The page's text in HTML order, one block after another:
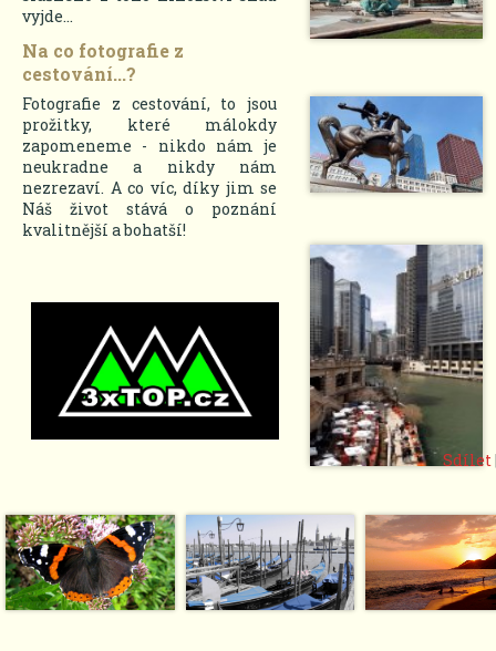
vyjde...
Na co fotografie z
cestování...?
Fotografie z cestování, to jsou
prožitky, které málokdy
zapomeneme - nikdo nám je
neukradne a nikdy nám
nezrezaví. A co víc, díky jim se
Náš život stává o poznání
kvalitnější a bohatší!
Sdílet